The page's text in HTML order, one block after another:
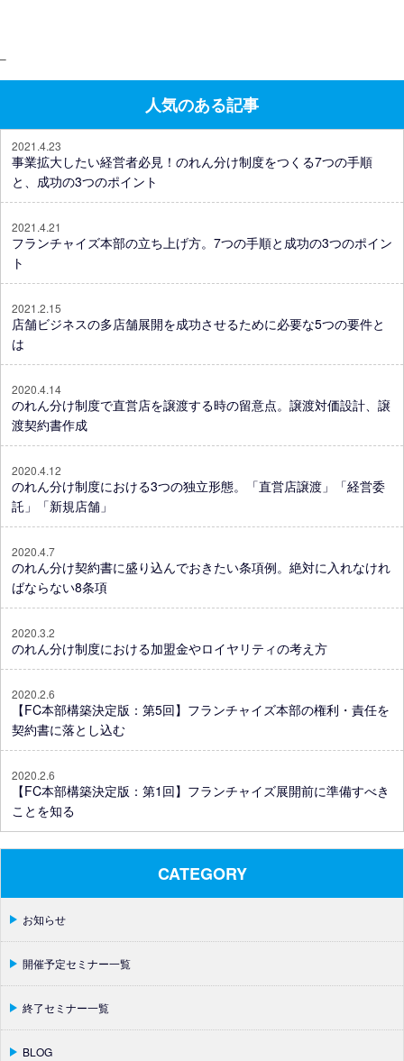
–
人気のある記事
2021.4.23
事業拡大したい経営者必見！のれん分け制度をつくる7つの手順
と、成功の3つのポイント
2021.4.21
フランチャイズ本部の立ち上げ方。7つの手順と成功の3つのポイン
ト
2021.2.15
店舗ビジネスの多店舗展開を成功させるために必要な5つの要件と
は
2020.4.14
のれん分け制度で直営店を譲渡する時の留意点。譲渡対価設計、譲
渡契約書作成
2020.4.12
のれん分け制度における3つの独立形態。「直営店譲渡」「経営委
託」「新規店舗」
2020.4.7
のれん分け契約書に盛り込んでおきたい条項例。絶対に入れなけれ
ばならない8条項
2020.3.2
のれん分け制度における加盟金やロイヤリティの考え方
2020.2.6
【FC本部構築決定版：第5回】フランチャイズ本部の権利・責任を
契約書に落とし込む
2020.2.6
【FC本部構築決定版：第1回】フランチャイズ展開前に準備すべき
ことを知る
CATEGORY
お知らせ
開催予定セミナー一覧
終了セミナー一覧
BLOG